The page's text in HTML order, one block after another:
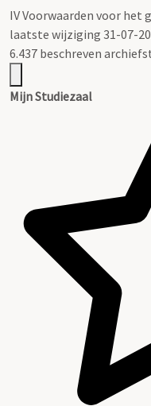
IVVoorwaarden voor het
laatste wijziging 31-07-
6.437 beschreven
Mijn Studiezaal